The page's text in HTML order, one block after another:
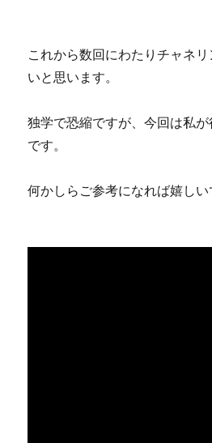
これから数回にわたりチャネ
いと思います。
独学で恐縮ですが、今回は私
です。
何かしらご参考になれば嬉しい